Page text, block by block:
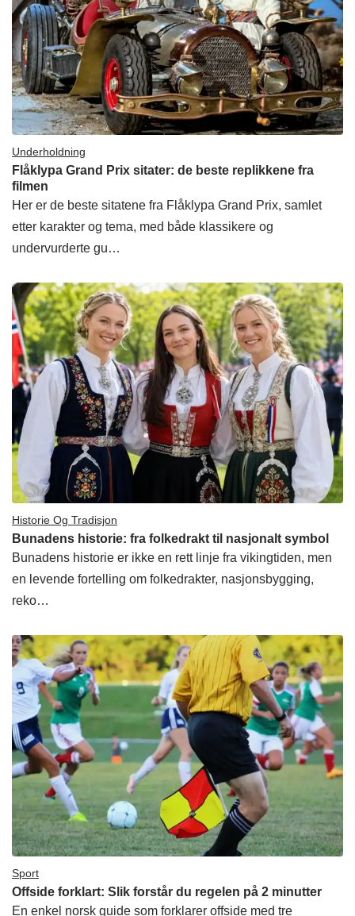
Underholdning
Flåklypa Grand Prix sitater: de beste replikkene fra
filmen
Her er de beste sitatene fra Flåklypa Grand Prix, samlet
etter karakter og tema, med både klassikere og
undervurderte gu…
Historie Og Tradisjon
Bunadens historie: fra folkedrakt til nasjonalt symbol
Bunadens historie er ikke en rett linje fra vikingtiden, men
en levende fortelling om folkedrakter, nasjonsbygging,
reko…
Sport
Offside forklart: Slik forstår du regelen på 2 minutter
En enkel norsk guide som forklarer offside med tre